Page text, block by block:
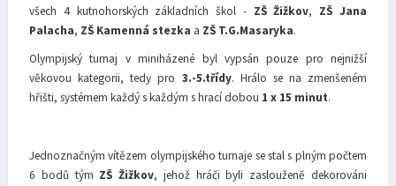
všech 4 kutnohorských základních škol - ZŠ Žižkov, ZŠ Jana
Palacha, ZŠ Kamenná stezka a ZŠ T.G.Masaryka.
Olympijský turnaj v miniházené byl vypsán pouze pro nejnižší
věkovou kategorii, tedy pro 3.-5.třídy. Hrálo se na zmenšeném
hřišti, systémem každý s každým s hrací dobou 1 x 15 minut.
Jednoznačným vítězem olympijského turnaje se stal s plným počtem
6 bodů tým ZŠ Žižkov, jehož hráči byli zaslouženě dekorováni